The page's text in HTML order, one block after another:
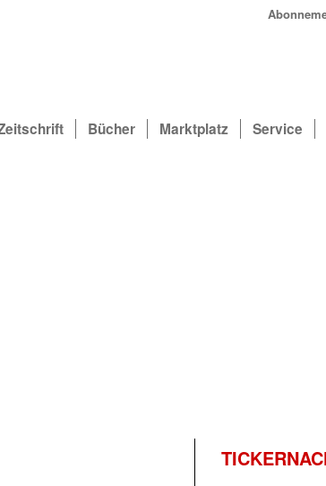
Bücher Marktplatz Service